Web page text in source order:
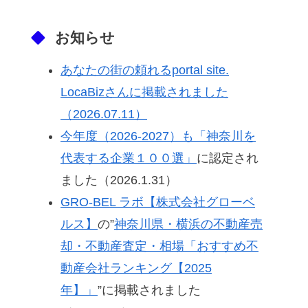
お知らせ
あなたの街の頼れるportal site.
LocaBizさんに掲載されました
（2026.07.11）
今年度（2026-2027）も「神奈川を
代表する企業１００選」 に認定され
ました（2026.1.31）
GRO-BEL ラボ【株式会社グローベ
ルス】 の”神奈川県・横浜の不動産売
却・不動産査定・相場「おすすめ不
動産会社ランキング【2025
年】」 ”に掲載されました